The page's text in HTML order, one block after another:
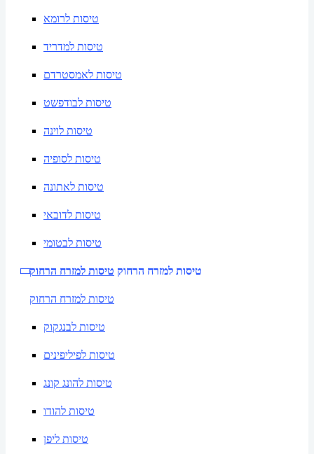
טיסות לרומא
טיסות למדריד
טיסות לאמסטרדם
טיסות לבודפשט
טיסות לוינה
טיסות לסופיה
טיסות לאתונה
טיסות לדובאי
טיסות לבטומי
טיסות למזרח הרחוק טיסות למזרח הרחוק
טיסות למזרח הרחוק
טיסות לבנגקוק
טיסות לפיליפינים
טיסות להונג קונג
טיסות להודו
טיסות ליפן